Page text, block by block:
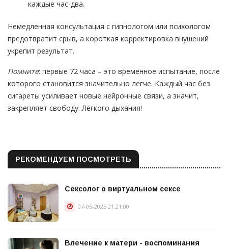
каждые час-два.
Немедленная консультация с гипнологом или психологом
предотвратит срыв, а короткая корректировка внушений
укрепит результат.
Помните: первые 72 часа – это временное испытание, после
которого становится значительно легче. Каждый час без
сигареты усиливает новые нейронные связи, а значит,
закрепляет свободу. Лёгкого дыхания!
РЕКОМЕНДУЕМ ПОСМОТРЕТЬ
Сексолог о виртуальном сексе
07-05-2025 21:21:00
Влечение к матери - воспоминания